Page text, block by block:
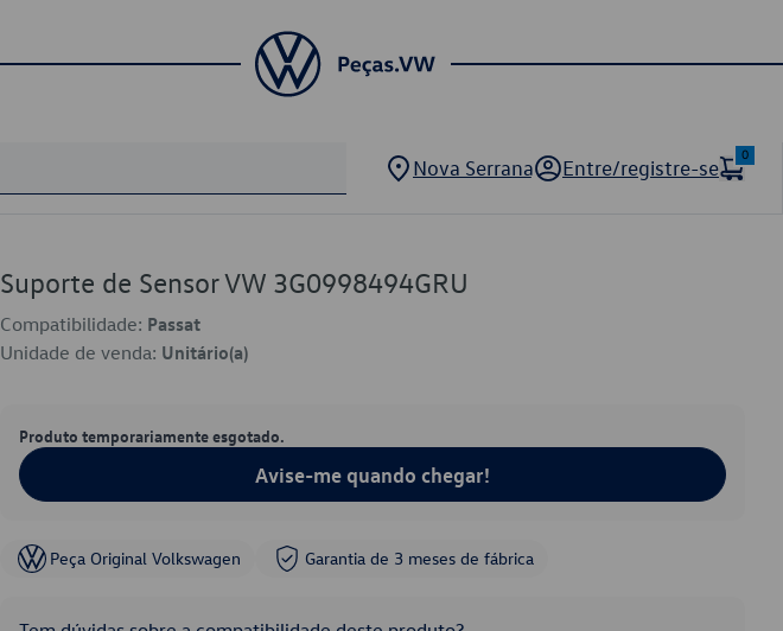
Nova Serrana Entre/registre-se
0
Suporte de Sensor VW 3G0998494GRU
Compatibilidade: Passat
Unidade de venda: Unitário(a)
Produto temporariamente esgotado.
Avise-me quando chegar!
Peça Original Volkswagen Garantia de 3 meses de fábrica